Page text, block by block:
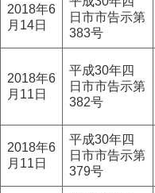
2018年6
月14日
日市市告示第
383号
2018年6
月11日
平成30年四
日市市告示第
382号
2018年6
月11日
平成30年四
日市市告示第
379号